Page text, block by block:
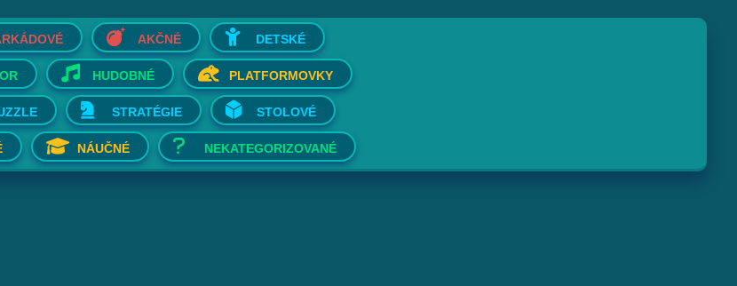
AKČNÉ DETSKÉ
HUDOBNÉ PLATFORMOVKY
STRATÉGIE STOLOVÉ
NÁUČNÉ NEKATEGORIZOVANÉ